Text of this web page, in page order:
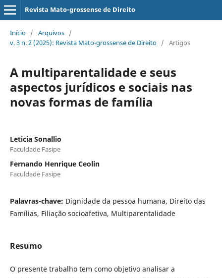
Revista Mato-grossense de Direito
Início / Arquivos /
v. 3 n. 2 (2025): Revista Mato-grossense de Direito / Artigos
A multiparentalidade e seus
aspectos jurídicos e sociais nas
novas formas de família
Leticia Sonallio
Faculdade Fasipe
Fernando Henrique Ceolin
Faculdade Fasipe
Palavras-chave: Dignidade da pessoa humana, Direito das
Famílias, Filiação socioafetiva, Multiparentalidade
Resumo
O presente trabalho tem como objetivo analisar a